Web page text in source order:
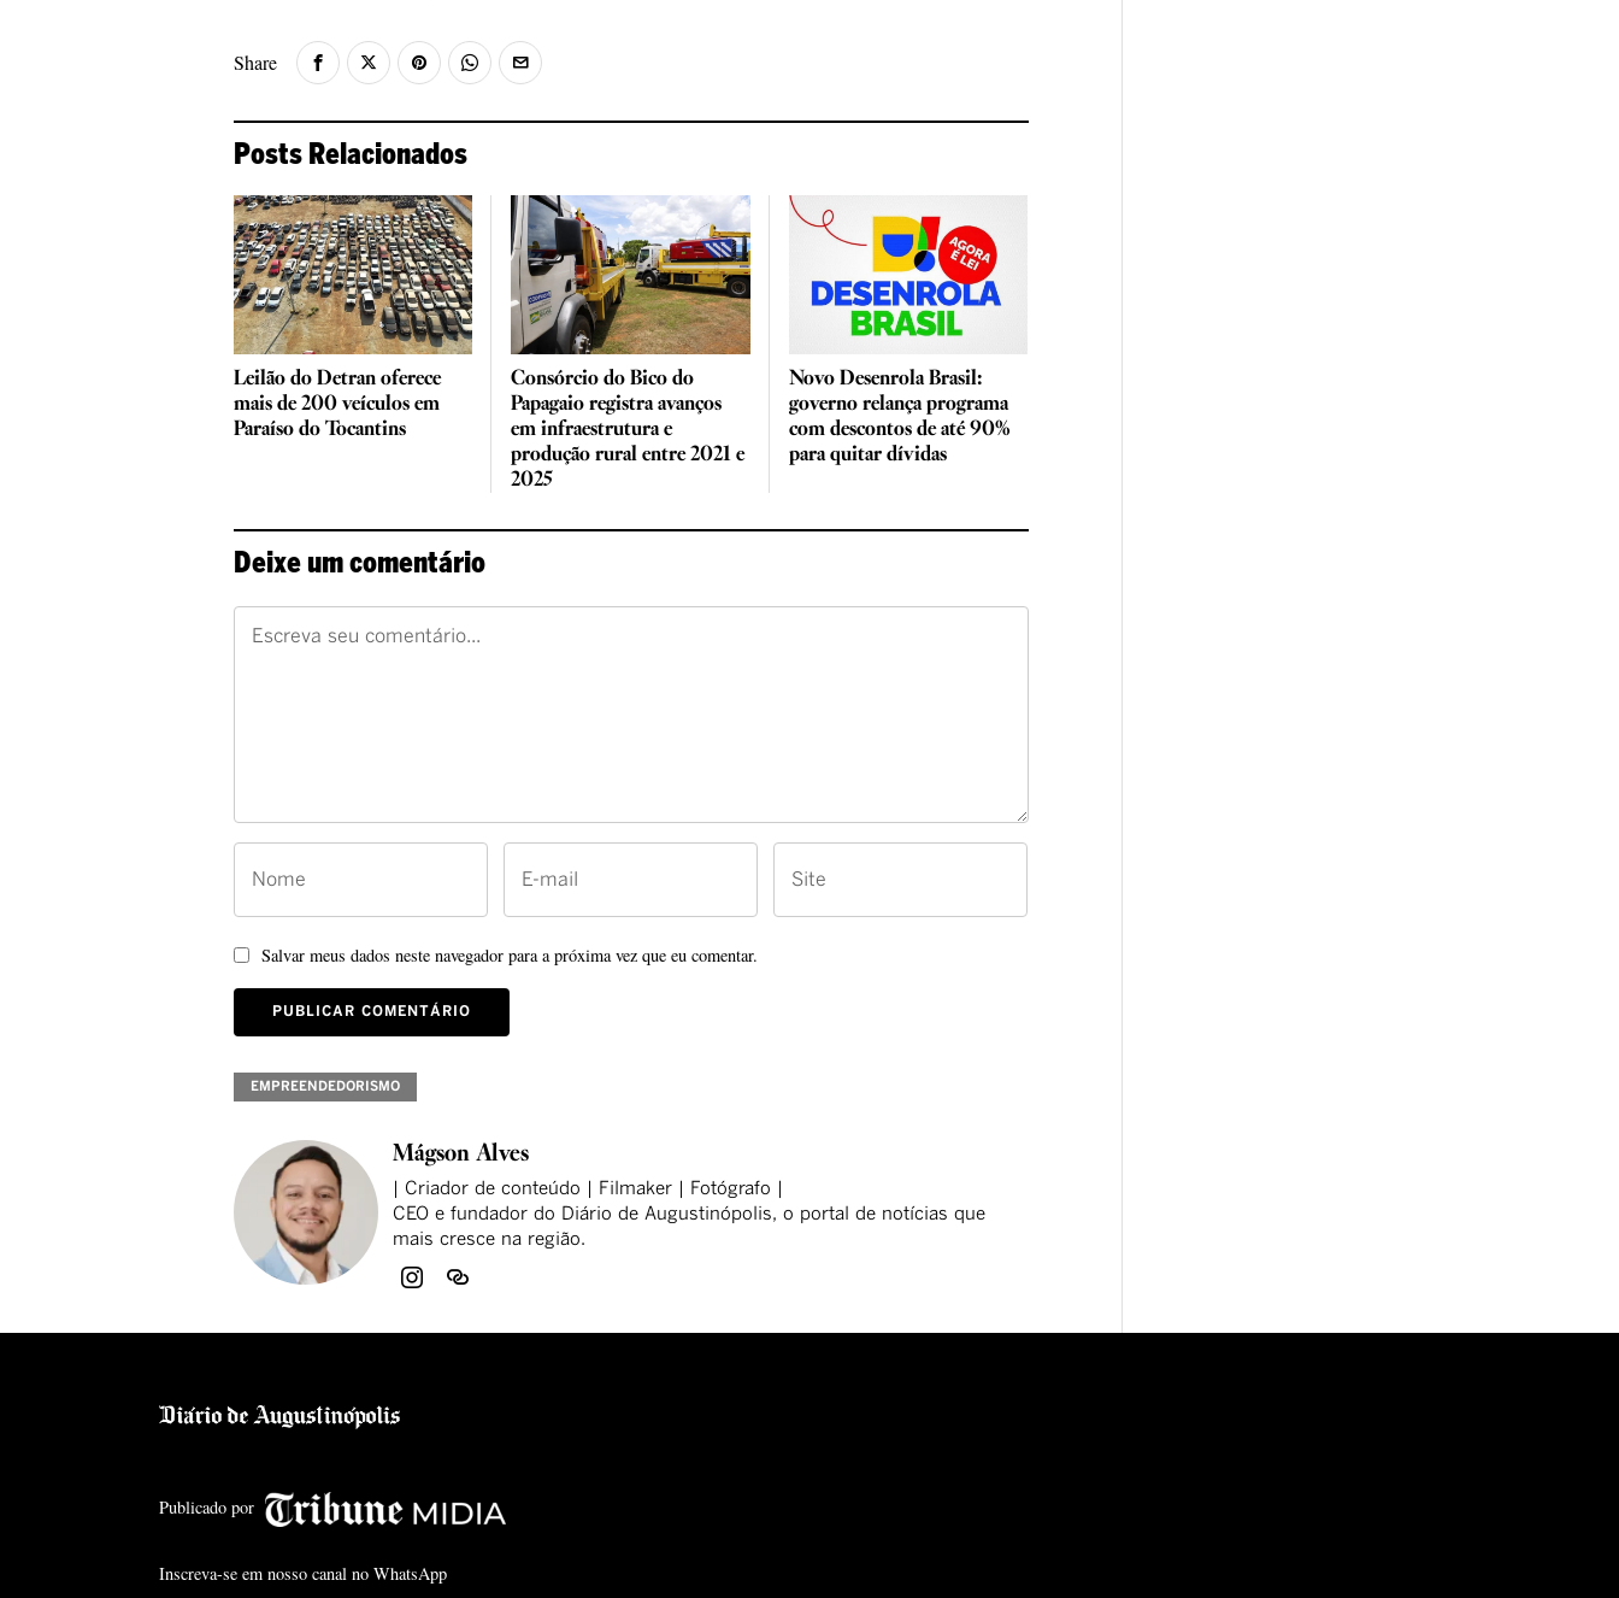
Share
Posts Relacionados
Leilão do Detran oferece
mais de 200 veículos em
Paraíso do Tocantins
Consórcio do Bico do
Papagaio registra avanços
em infraestrutura e
produção rural entre 2021 e
2025
Novo Desenrola Brasil:
governo relança programa
com descontos de até 90%
para quitar dívidas
Deixe um comentário
Salvar meus dados neste navegador para a próxima vez que eu comentar.
EMPREENDEDORISMO
Mágson Alves
| Criador de conteúdo | Filmaker | Fotógrafo |
CEO e fundador do Diário de Augustinópolis, o portal de notícias que
mais cresce na região.
Publicado por
Inscreva-se em nosso canal no WhatsApp